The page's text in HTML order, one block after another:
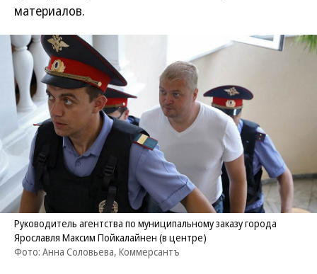
материалов.
Руководитель агентства по муниципальному заказу города
Ярославля Максим Пойкалайнен (в центре)
Фото: Анна Соловьева, Коммерсантъ